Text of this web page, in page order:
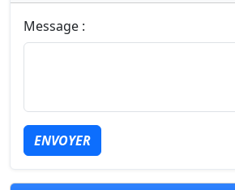
Message :
ENVOYER